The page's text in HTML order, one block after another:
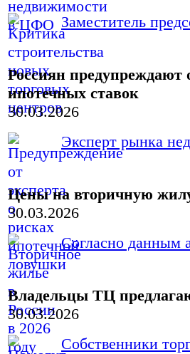
Заместитель
Россиян
ипотечных ставок
30.03.2026
Эксперт рынка
Цены на вторичную
30.03.2026
Согласно данным
Владельцы ТЦ
30.03.2026
Собственники